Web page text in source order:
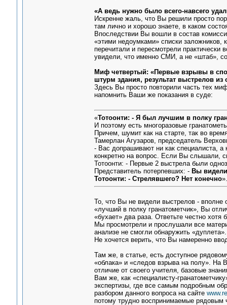
«А ведь нужно было всего-навсего
Искренне жаль, что Вы решили просто
там лично и хорошо знаете, в каком
Впоследствии Вы вошли в состав
«этими недоумками» списки
перечитали и пересмотрели
увидели, что именно СМИ, а не «штаб»,
Миф четвертый: «Первые взрывы в
штурм здания, результат выстрелов из
Здесь Вы просто повторили часть тех
напомнить Ваши же показания в суде:
«Тотоонти: - Я был лучшим в полку
И поэтому есть многоразовые
Причем, шумит как на старте, так во
Тамерлан Агузаров, председатель
- Вас допрашивают ни как специалиста,
конкретно на вопрос. Если Вы слышали,
Тотоонти: - Первые 2 выстрела были
Представитель потерпевших: - Вы
Тотоонти: - Стрелявшего? Нет конечно».
То, что Вы не видели выстрелов - вполне
«лучший в полку гранатометчик», Вы
«бухает» два раза. Ответьте честно
Мы просмотрели и прослушали все
анализе не смогли обнаружить
Не хочется верить, что Вы намеренно
Там же, в статье, есть доступное
«облака» и «следов взрыва на полу». На
отличие от своего учителя, базовые
Вам же, как «специалисту-
экспертизы, где все самым подробным
разбором данного вопроса на сайте
потому трудно воспринимаемые рядовым